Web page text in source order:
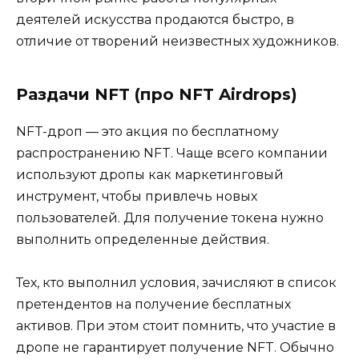
деятелей искусства продаются быстро, в
отличие от творений неизвестных художников.
Раздачи NFT (про NFT Airdrops)
NFT-дроп — это акция по бесплатному
распространению NFT. Чаще всего компании
используют дропы как маркетинговый
инструмент, чтобы привлечь новых
пользователей. Для получение токена нужно
выполнить определенные действия.
Тех, кто выполнил условия, зачисляют в список
претендентов на получение бесплатных
активов. При этом стоит помнить, что участие в
дропе не гарантирует получение NFT. Обычно